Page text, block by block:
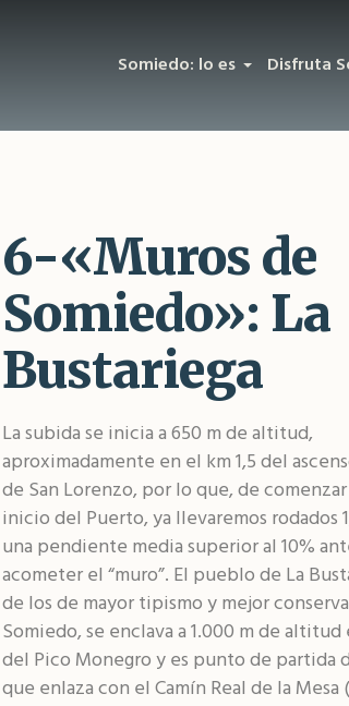
Somiedo: lo es Disfruta
6-«Muros de
Somiedo»: La
Bustariega
La subida se inicia a 650 m de altitud,
aproximadamente en el km 1,5 del
de San Lorenzo, por lo que, de
inicio del Puerto, ya llevaremos rodados
una pendiente media superior al 10%
acometer el “muro”. El pueblo de La
de los de mayor tipismo y mejor
Somiedo, se enclava a 1.000 m de altitud
del Pico Monegro y es punto de partida
que enlaza con el Camín Real de la Mesa